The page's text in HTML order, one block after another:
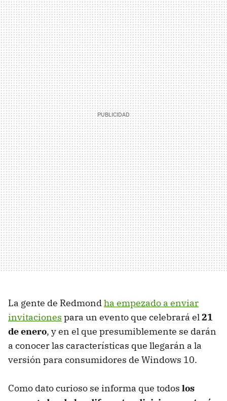
La gente de Redmondha empezado a enviar
invitaciones para un evento que celebrará el21
de enero, y en el que presumiblemente se darán
a conocer las características que llegarán a la
versión para consumidores de Windows 10.
Como dato curioso se informa que todos los